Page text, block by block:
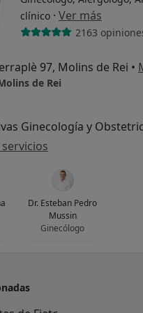
clínico · Ver más
2163
97, Molins de Rei •
de Rei
Ginecología y
Dr. Esteban Pedro
Mussin
Ginecólogo